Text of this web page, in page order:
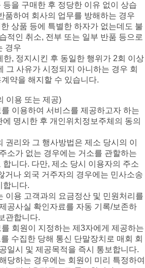
을 구매한 후 정당한 이유 없이 상습
품하여 회사의 업무를 방해하는 경우
상품 등에 특별한 하자가 없는데도 불
적인 취소, 전부 또는 일부 반품 등으로
경우
한, 정지시킨 후 동일한 행위가 2회 이상
그 사유가 시정되지 아니하는 경우 회
약을 해지할 수 있습니다.
이용 또는 제공)
이용하여 서비스를 제공하고자 하는
명시한 후 개인위치정보주체의 동의
권리와 그 행사방법은 제소 당시의 이
소가 없는 경우에는 거소를 관할하는
니다. 다만, 제소 당시 이용자의 주소
거나 외국 거주자의 경우에는 민사소송
합니다.
이용 고객과의 요금정산 및 민원처리를
공사실 확인자료를 자동 기록/보존하
관합니다.
회원이 지정하는 제3자에게 제공하는
수집한 당해 통신 단말장치로 매회 회
일시 및 제공목적을 즉시 통보합니다.
당하는 경우에는 회원이 미리 특정하여